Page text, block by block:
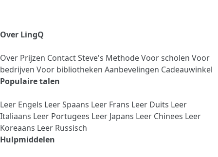
Over LingQ
Over Prijzen ContactSteve's MethodeVoor scholen Voor
bedrijven Voor bibliotheken Aanbevelingen Cadeauwinkel
Populaire talen
Leer Engels Leer Spaans Leer Frans Leer Duits Leer
Italiaans Leer Portugees Leer Japans Leer Chinees Leer
Koreaans Leer Russisch
Hulpmiddelen